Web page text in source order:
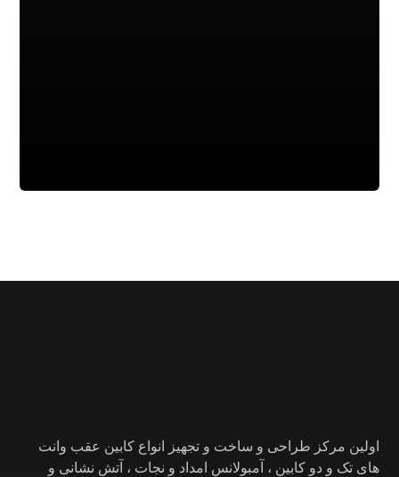
اولین مرکز طراحی و ساخت و تجهیز انواع کابین عقب وانت
های تک و دو کابین ، آمبولانس امداد و نجات ، آتش نشانی و